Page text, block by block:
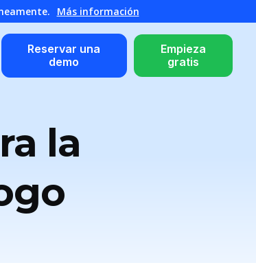
Más información
Reservar una
demo
Empieza
gratis
la